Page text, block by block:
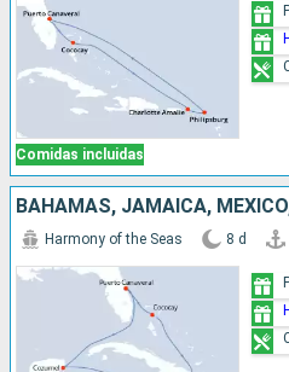
Comidas incluidas
Harmony of the Seas 8 d